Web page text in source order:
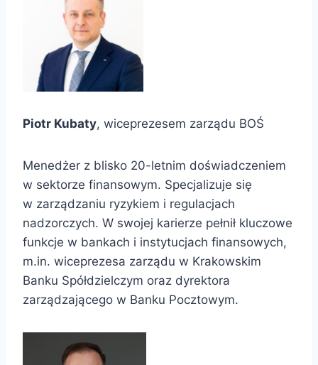
Piotr Kubaty, wiceprezesem zarządu BOŚ
Menedżer z blisko 20-letnim doświadczeniem
w sektorze finansowym. Specjalizuje się
w zarządzaniu ryzykiem i regulacjach
nadzorczych. W swojej karierze pełnił kluczowe
funkcje w bankach i instytucjach finansowych,
m.in. wiceprezesa zarządu w Krakowskim
Banku Spółdzielczym oraz dyrektora
zarządzającego w Banku Pocztowym.